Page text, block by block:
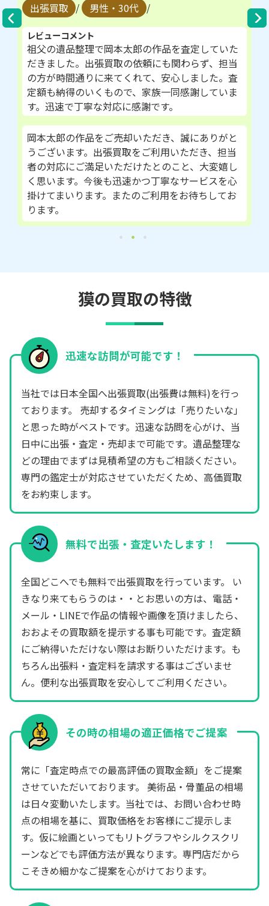
出張買取 / 男性・30代 /
レビューコメント
祖父の遺品整理で岡本太郎の作品を査定していた
だきました。出張買取の依頼にも関わらず、担当
の方が時間通りに来てくれて、安心しました。査
定額も納得のいくもので、家族一同感謝していま
す。迅速で丁寧な対応に感謝です。
岡本太郎の作品をご売却いただき、誠にありがと
うございます。出張買取をご利用いただき、担当
者の対応にご満足いただけたとのこと、大変嬉し
く思います。今後も迅速かつ丁寧なサービスを心
掛けてまいります。またのご利用をお待ちしてお
ります。
獏の買取の特徴
迅速な訪問が可能です！
当社では日本全国へ出張買取(出張費は無料)を行っ
ております。 売却するタイミングは「売りたいな」
と思った時がベストです。迅速な訪問を心がけ、当
日中に出張・査定・売却まで可能です。遺品整理な
どの理由でまずは見積希望の方もご相談ください。
専門の鑑定士が対応させていただくため、高価買取
をお約束します。
無料で出張・査定いたします！
全国どこへでも無料で出張買取を行っています。 い
きなり来てもらうのは・・とお思いの方は、電話・
メール・LINEで作品の情報や画像を頂けましたら、
おおよその買取額を提示する事も可能です。査定額
にご納得いただけない際はお断りいただけます。も
ちろん出張料・査定料を請求する事はございませ
ん。便利な出張買取を安心してご利用ください。
その時の相場の適正価格でご提案
常に「査定時点での最高評価の買取金額」をご提案
させていただいております。 美術品・骨董品の相場
は日々変動いたします。当社では、お問い合わせ時
点の相場を基に、買取価格をお客様にご提示しま
す。仮に絵画といってもリトグラフやシルクスクリ
ーンなどでも評価方法が異なります。専門店だから
こそきめ細かなご提案を心がけております。